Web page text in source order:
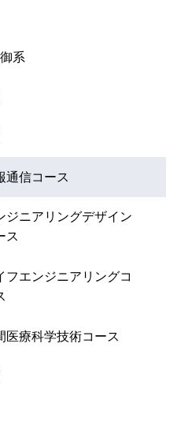
学コース
・情報卓越コース
コース
ルギーコース
ルギー・情報コース
・情報卓越コース
系
惑星科学コース
生命コース
コース
ルギーコース
ルギー・情報コース
ジニアリングデザイン
フエンジニアリングコ
核工学コース
医療科学技術コース
系
テム制御コース
ジニアリングデザイン
電子コース
ルギーコース
ルギー・情報コース
通信コース
ジニアリングデザイン
ス
フエンジニアリングコ
医療科学技術コース
工学コース